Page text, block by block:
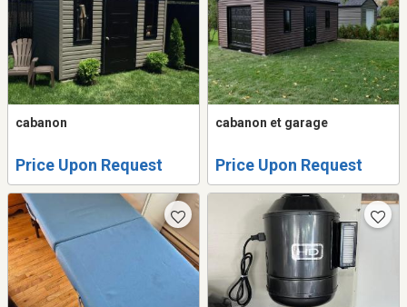
cabanon
Price Upon Request
cabanon et garage
Price Upon Request